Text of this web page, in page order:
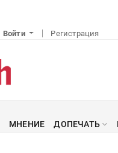
Войти Регистрация
МНЕНИЕ ДОПЕЧАТЬ